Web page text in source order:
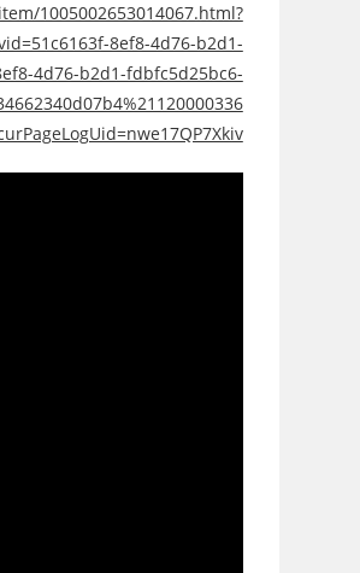
1005002653014067.html?
8ef8-4d76-b2d1-
4d76-b2d1-fdbfc5d25bc6-